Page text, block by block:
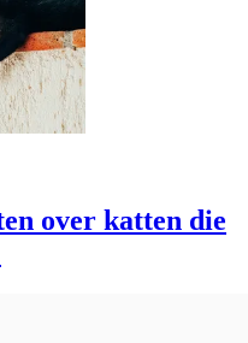
over katten die